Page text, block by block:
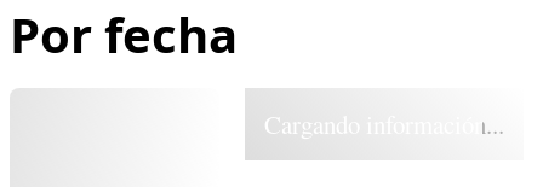
Por fecha
Cargando información...